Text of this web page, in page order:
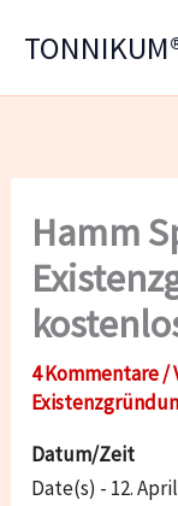
Inhalt
Hamm
4 Kommentare/
Datum/Zeit
Date(s) - 12.